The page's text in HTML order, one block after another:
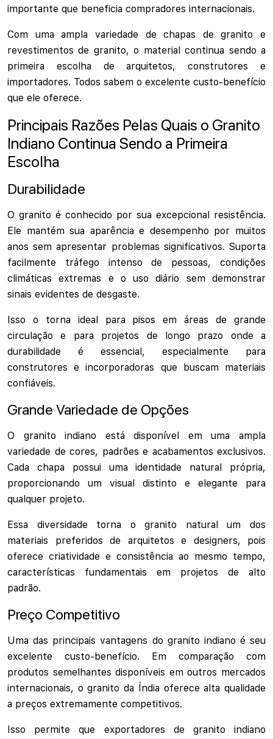
importante que beneficia compradores internacionais.
Com uma ampla variedade de chapas de granito e
revestimentos de granito, o material continua sendo a
primeira escolha de arquitetos, construtores e
importadores. Todos sabem o excelente custo-benefício
que ele oferece.
Principais Razões Pelas Quais o Granito
Indiano Continua Sendo a Primeira
Escolha
Durabilidade
O granito é conhecido por sua excepcional resistência.
Ele mantém sua aparência e desempenho por muitos
anos sem apresentar problemas significativos. Suporta
facilmente tráfego intenso de pessoas, condições
climáticas extremas e o uso diário sem demonstrar
sinais evidentes de desgaste.
Isso o torna ideal para pisos em áreas de grande
circulação e para projetos de longo prazo onde a
durabilidade é essencial, especialmente para
construtores e incorporadoras que buscam materiais
confiáveis.
Grande Variedade de Opções
O granito indiano está disponível em uma ampla
variedade de cores, padrões e acabamentos exclusivos.
Cada chapa possui uma identidade natural própria,
proporcionando um visual distinto e elegante para
qualquer projeto.
Essa diversidade torna o granito natural um dos
materiais preferidos de arquitetos e designers, pois
oferece criatividade e consistência ao mesmo tempo,
características fundamentais em projetos de alto
padrão.
Preço Competitivo
Uma das principais vantagens do granito indiano é seu
excelente custo-benefício. Em comparação com
produtos semelhantes disponíveis em outros mercados
internacionais, o granito da Índia oferece alta qualidade
a preços extremamente competitivos.
Isso permite que exportadores de granito indiano